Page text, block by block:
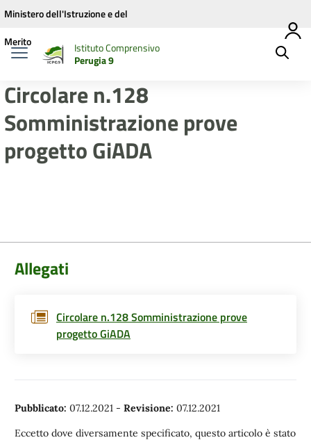
Vai ai contenuti
Vai al menu di navigazione
Vai al footer
Ministero dell'Istruzione e del
Merito
Istituto Comprensivo
Perugia 9
Circolare n.128
Somministrazione prove
progetto GiADA
Allegati
Circolare n.128 Somministrazione prove
progetto GiADA
Pubblicato: 07.12.2021 - Revisione: 07.12.2021
Eccetto dove diversamente specificato, questo articolo è stato